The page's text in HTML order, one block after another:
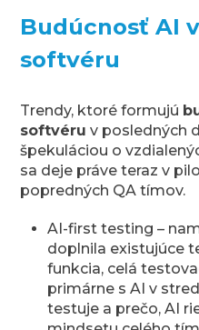
Budúcnosť AI
softvéru
Trendy, ktoré formujú
softvéru v posledných
špekuláciou o
sa deje práve teraz v
popredných QA tímov.
AI-first testing –
doplnila existujúce
funkcia, celá
primárne s AI v
testuje a prečo, AI